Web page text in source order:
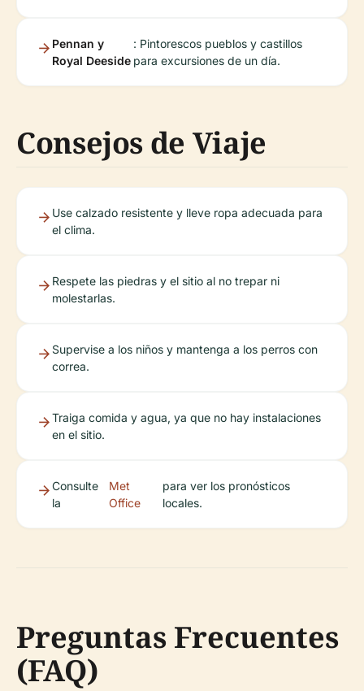
Pennan y
Royal Deeside
: Pintorescos pueblos y castillos
para excursiones de un día.
Consejos de Viaje
Use calzado resistente y lleve ropa adecuada para
el clima.
Respete las piedras y el sitio al no trepar ni
molestarlas.
Supervise a los niños y mantenga a los perros con
correa.
Traiga comida y agua, ya que no hay instalaciones
en el sitio.
Consulte
la
Met
Office
para ver los pronósticos
locales.
Preguntas Frecuentes
(FAQ)